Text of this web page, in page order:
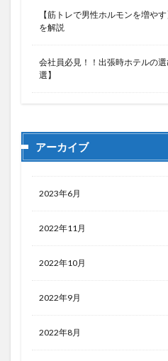
【筋トレで男性ホルモンを増や
を解説
会社員必見！！出張時ホテルの
選】
アーカイブ
2023年6月
2022年11月
2022年10月
2022年9月
2022年8月